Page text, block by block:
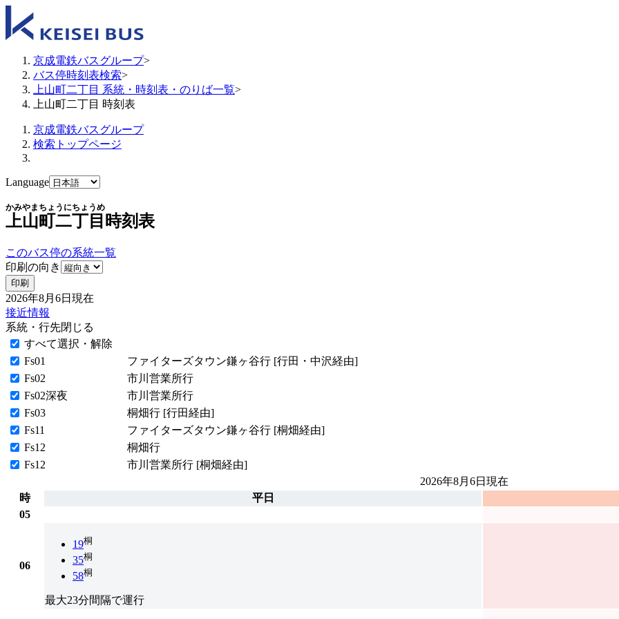
京成電鉄バスグループ>
バス停時刻表検索>
上山町二丁目 系統・時刻表・のりば一覧>
上山町二丁目 時刻表
京成電鉄バスグループ
検索トップページ
Language
上山町二丁目
かみやまちょうにちょうめ
時刻表
このバス停の系統一覧
印刷の向き
印刷
2026年8月6日 現在
接近情報
系統・行先閉じる
すべて選択・解除
Fs01
ファイターズタウン鎌ヶ谷行 [行田・中沢経由]
Fs02
市川営業所行
Fs02深夜
市川営業所行
Fs03
桐畑行 [行田経由]
Fs11
ファイターズタウン鎌ヶ谷行 [桐畑経由]
Fs12
桐畑行
Fs12
市川営業所行 [桐畑経由]
2026年8月6日 現在
時
平日
05
06
19桐
35桐
58桐
最大23分間隔で運行